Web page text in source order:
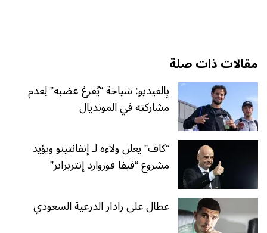
مقالات ذات صلة
بِالفيديو: شياخة “يُفرغ غضبه” لِعدم
مشاركته في المونديال
“كاف” يعلن ولاءه لـ إنفانتينو ويؤيد
مشروع “فيفا فوروارد إنتربرايز”
عطال على رادار الدرعية السعودي